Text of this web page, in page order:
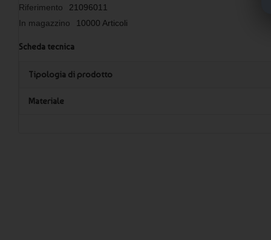
Riferimento
21096011
In magazzino
10000 Articoli
Scheda tecnica
Tipologia di prodotto
Materiale